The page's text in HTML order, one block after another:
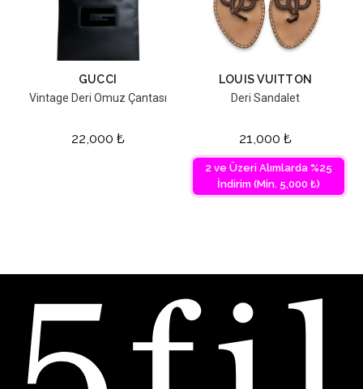
GUCCI
Vintage Deri Omuz Çantası
22,000 ₺
LOUIS VUITTON
Deri Sandalet
21,000 ₺
2 ve Üzeri Alımlarda %25
İndirim (Min. 5,000 ₺)